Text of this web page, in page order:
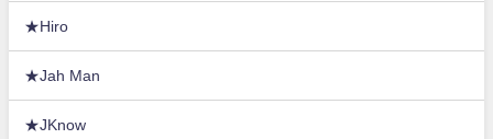
★Hiro
★Jah Man
★JKnow